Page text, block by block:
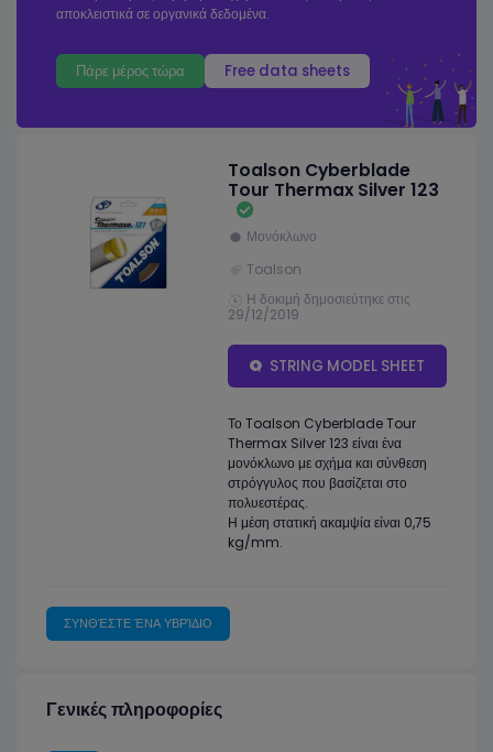
αποκλειστικά σε οργανικά δεδομένα.
Πάρε μέρος τώρα Free data sheets
Toalson Cyberblade
Tour Thermax Silver 123
Μονόκλωνο
Toalson
Η δοκιμή δημοσιεύτηκε στις
29/12/2019
STRING MODEL SHEET
Το Toalson Cyberblade Tour
Thermax Silver 123 είναι ένα
μονόκλωνο με σχήμα και σύνθεση
στρόγγυλος που βασίζεται στο
πολυεστέρας.
Η μέση στατική ακαμψία είναι 0,75
kg/mm.
ΣΥΝΘΈΣΤΕ ΈΝΑ ΥΒΡΊΔΙΟ
Γενικές πληροφορίες